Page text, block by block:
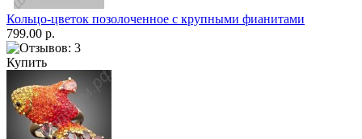
Кольцо-цветок позолоченное с крупными фианитами
799.00 р.
Купить